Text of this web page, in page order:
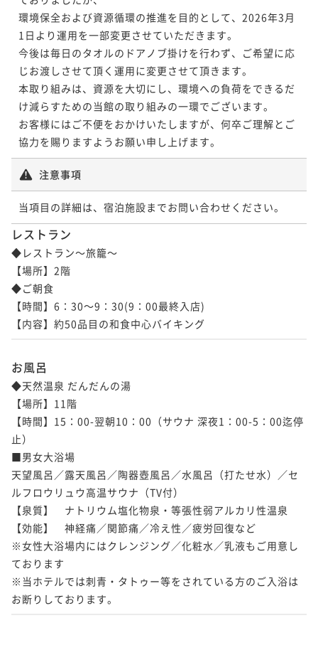
環境保全および資源循環の推進を目的として、2026年3月
1日より運用を一部変更させていただきます。
今後は毎日のタオルのドアノブ掛けを行わず、ご希望に応
じお渡しさせて頂く運用に変更させて頂きます。
本取り組みは、資源を大切にし、環境への負荷をできるだ
け減らすための当館の取り組みの一環でございます。
お客様にはご不便をおかけいたしますが、何卒ご理解とご
協力を賜りますようお願い申し上げます。
注意事項
当項目の詳細は、宿泊施設までお問い合わせください。
レストラン
◆レストラン～旅籠～
【場所】2階
◆ご朝食
【時間】6：30～9：30(9：00最終入店)
お風呂
◆天然温泉 だんだんの湯
【場所】11階
【時間】15：00-翌朝10：00（サウナ 深夜1：00-5：00迄停
止）
■男女大浴場
天望風呂／露天風呂／陶器壺風呂／水風呂（打たせ水）／セ
ルフロウリュウ高温サウナ（TV付）
【泉質】　ナトリウム塩化物泉・等張性弱アルカリ性温泉
【効能】　神経痛／関節痛／冷え性／疲労回復など
※女性大浴場内にはクレンジング／化粧水／乳液もご用意し
ております
※当ホテルでは刺青・タトゥー等をされている方のご入浴は